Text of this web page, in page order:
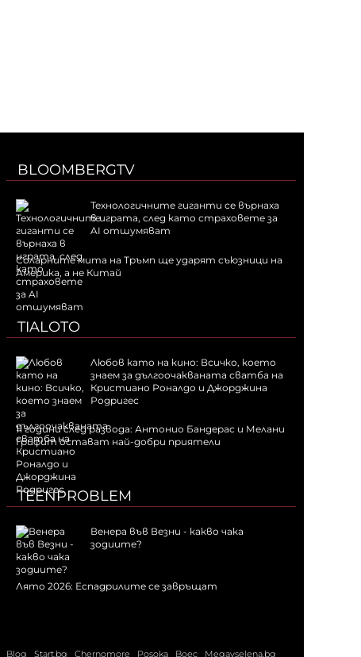
BLOOMBERGTV
Технологичните гиганти се върнаха
в играта, след като страховете за
AI отшумяват
Соларните мита на Тръмп ще ударят съюзници на
Америка, а не Китай
TIALOTO
Любов като на кино: Всичко, което
знаем за дългоочакваната сватба на
Кристиано Роналдо и Джорджина
Родригес
11 години след развода: Антонио Бандерас и Мелани
Грифит остават най-добри приятели
TEENPROBLEM
Венера във Везни - какво чака
зодиите?
Лято 2026: Еспадрилите се завръщат
Blog Start.bg Chernomore Posoka Boec Megavselena.bg